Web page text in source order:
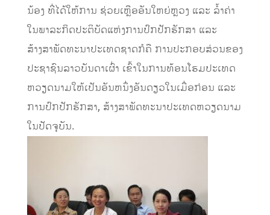
ນ້ອງ ທີ່ໄດ້ໃຫ້ການ ຊ່ວຍເຫຼືອອັນໃຫຍ່ຫຼວງ ແລະ ລໍ້າຄ່າ
ໃນພາລະກິດປະຕິບັດແຫ່ງການປົກປັກຮັກສາ ແລະ
ສ້າງສາພັດທະນາປະເທດຊາດກໍຄື ການປະກອບສ່ວນຂອງ
ປະຊາຊົນລາວບັນດາເຜົ່າ ເຂົ້າໃນການທ້ອນໂຮມປະເທດ
ຫວຽດນາມໃຫ້ເປັນອັນຫນຶ່ງອັນດຽວໃນເມື່ອກ່ອນ ແລະ
ການປົກປັກຮັກສາ, ສ້າງສາພັດທະນາປະເທດຫວຽດນາມ
ໃນປັດຈຸບັນ.